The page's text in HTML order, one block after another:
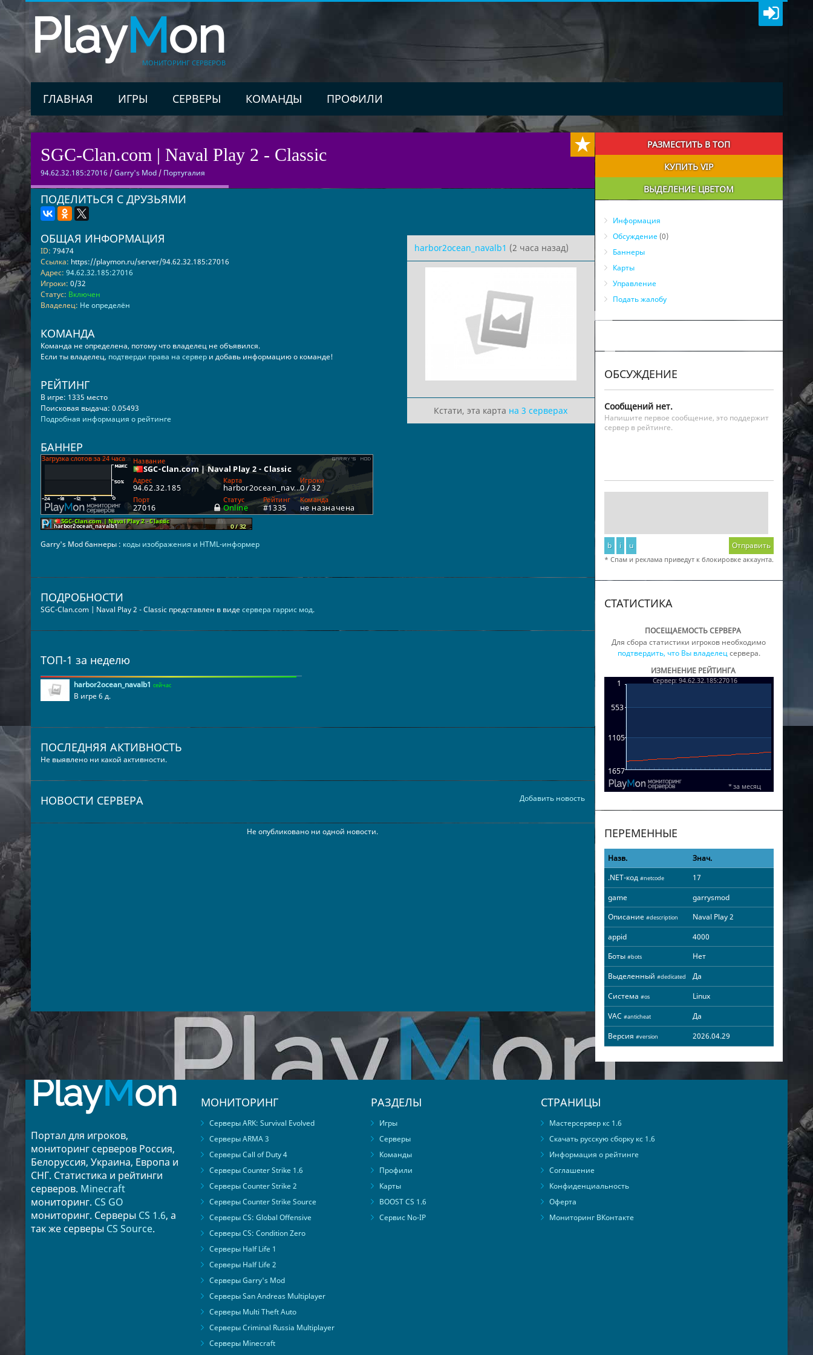
PlayMon
МОНИТОРИНГ СЕРВЕРОВ
ГЛАВНАЯ ИГРЫ СЕРВЕРЫ КОМАНДЫ ПРОФИЛИ
SGC-Clan.com | Naval Play 2 - Classic
94.62.32.185:27016 /Garry's Mod/ Португалия
ПОДЕЛИТЬСЯ С ДРУЗЬЯМИ
harbor2ocean_navalb1 (2 часа назад)
Кстати, эта карта на 3 серверах
ОБЩАЯ ИНФОРМАЦИЯ
ID: 79474
Ссылка: https://playmon.ru/server/94.62.32.185:27016
Адрес: 94.62.32.185:27016
Игроки: 0/32
Статус: Включен
Владелец: Не определён
КОМАНДА
Команда не определена, потому что владелец не объявился.
Если ты владелец, подтверди права на сервери добавь информацию о команде!
РЕЙТИНГ
В игре: 1335 место
Поисковая выдача: 0.05493
Подробная информация о рейтинге
БАННЕР
Garry's Mod баннеры : коды изображения и HTML-информер
ПОДРОБНОСТИ
SGC-Clan.com | Naval Play 2 - Classic представлен в видесервера гаррис мод.
ТОП-1 за неделю
harbor2ocean_navalb1 сейчас
В игре 6 д.
ПОСЛЕДНЯЯ АКТИВНОСТЬ
Не выявлено ни какой активности.
Добавить новость
НОВОСТИ СЕРВЕРА
Не опубликовано ни одной новости.
РАЗМЕСТИТЬ В ТОП
КУПИТЬ VIP
ВЫДЕЛЕНИЕ ЦВЕТОМ
Информация
Обсуждение(0)
Баннеры
Карты
Управление
Подать жалобу
ОБСУЖДЕНИЕ
Сообщений нет.
Напишите первое сообщение, это поддержит
сервер в рейтинге.
b i u Отправить
* Спам и реклама приведут к блокировке аккаунта.
СТАТИСТИКА
ПОСЕЩАЕМОСТЬ СЕРВЕРА
Для сбора статистики игроков необходимо
подтвердить, что Вы владелецсервера.
ИЗМЕНЕНИЕ РЕЙТИНГА
ПЕРЕМЕННЫЕ
Назв.
Знач.
.NET-код #netcode
17
game
garrysmod
Описание #description
Naval Play 2
appid
4000
Боты #bots
Нет
Выделенный #dedicated
Да
Система #os
Linux
VAC #anticheat
Да
Версия #version 2026.04.29
PlayMon
Портал для игроков,
мониторинг серверов Россия,
Белоруссия, Украина, Европа и
СНГ. Статистика и рейтинги
серверов. Minecraft
мониторинг. CS GO
мониторинг. Серверы CS 1.6, а
так же серверы CS Source.
МОНИТОРИНГ
Серверы ARK: Survival Evolved
Серверы ARMA 3
Серверы Call of Duty 4
Серверы Counter Strike 1.6
Серверы Counter Strike 2
Серверы Counter Strike Source
Серверы CS: Global Offensive
Серверы CS: Condition Zero
Серверы Half Life 1
Серверы Half Life 2
Серверы Garry's Mod
Серверы San Andreas Multiplayer
Серверы Multi Theft Auto
Серверы Criminal Russia Multiplayer
Серверы Minecraft
РАЗДЕЛЫ
Игры
Серверы
Команды
Профили
Карты
BOOST CS 1.6
Сервис No-IP
СТРАНИЦЫ
Мастерсервер кс 1.6
Скачать русскую сборку кс 1.6
Информация о рейтинге
Соглашение
Конфиденциальность
Оферта
Мониторинг ВКонтакте